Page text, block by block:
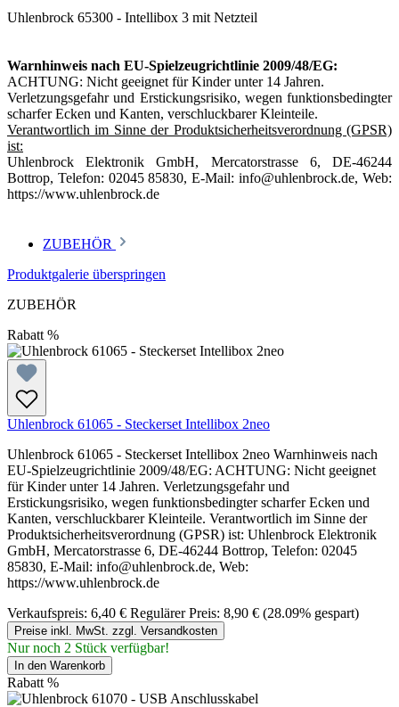
Uhlenbrock 65300 - Intellibox 3 mit Netzteil
Warnhinweis nach EU-Spielzeugrichtlinie 2009/48/EG:
ACHTUNG: Nicht geeignet für Kinder unter 14 Jahren.
Verletzungsgefahr und Erstickungsrisiko, wegen funktionsbedingter
scharfer Ecken und Kanten, verschluckbarer Kleinteile.
Verantwortlich im Sinne der Produktsicherheitsverordnung (GPSR)
ist:
Uhlenbrock Elektronik GmbH, Mercatorstrasse 6, DE-46244
Bottrop, Telefon: 02045 85830, E-Mail: info@uhlenbrock.de, Web:
https://www.uhlenbrock.de
ZUBEHÖR
Produktgalerie überspringen
ZUBEHÖR
Rabatt %
Uhlenbrock 61065 - Steckerset Intellibox 2neo
Uhlenbrock 61065 - Steckerset Intellibox 2neo Warnhinweis nach
EU-Spielzeugrichtlinie 2009/48/EG: ACHTUNG: Nicht geeignet
für Kinder unter 14 Jahren. Verletzungsgefahr und
Erstickungsrisiko, wegen funktionsbedingter scharfer Ecken und
Kanten, verschluckbarer Kleinteile. Verantwortlich im Sinne der
Produktsicherheitsverordnung (GPSR) ist: Uhlenbrock Elektronik
GmbH, Mercatorstrasse 6, DE-46244 Bottrop, Telefon: 02045
85830, E-Mail: info@uhlenbrock.de, Web:
https://www.uhlenbrock.de
Verkaufspreis: 6,40 € Regulärer Preis: 8,90 € (28.09% gespart)
Preise inkl. MwSt. zzgl. Versandkosten
Nur noch 2 Stück verfügbar!
In den Warenkorb
Rabatt %